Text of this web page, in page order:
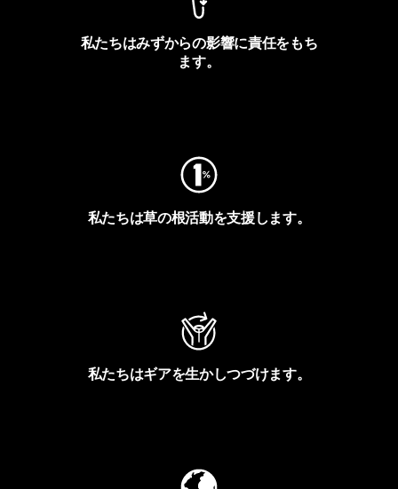
私たちはみずからの影響に責任をもち
ます。
私たちは草の根活動を支援します。
私たちはギアを生かしつづけます。